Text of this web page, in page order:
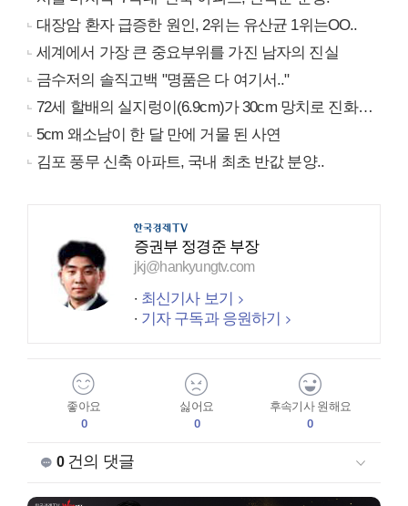
대장암 환자 급증한 원인, 2위는 유산균 1위는OO..
세계에서 가장 큰 중요부위를 가진 남자의 진실
금수저의 솔직고백 "명품은 다 여기서.."
72세 할배의 실지렁이(6.9cm)가 30cm 망치로 진화…
5cm 왜소남이 한 달 만에 거물 된 사연
김포 풍무 신축 아파트, 국내 최초 반값 분양..
증권부 정경준 부장
jkj@hankyungtv.com
최신기사 보기
기자 구독과 응원하기
좋아요
0
싫어요
0
후속기사 원해요
0
0건의 댓글